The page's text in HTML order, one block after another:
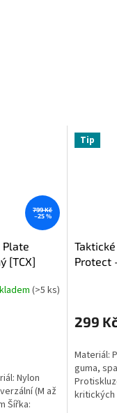
799 Kč
–25 %
Plate
[TCX]
(>5 ks)
Nylon
(M až
Šířka:
Tip
Protect
299
Materiál:
guma,